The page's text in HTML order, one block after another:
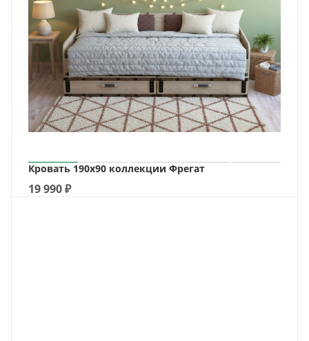
Кровать 190х90 коллекции Фрегат
19 990₽